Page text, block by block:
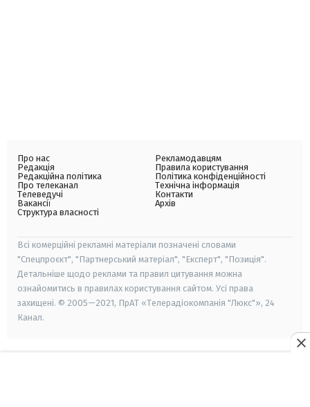
Про нас
Редакція
Редакційна політика
Про телеканал
Телеведучі
Вакансії
Структура власності
Рекламодавцям
Правила користування
Політика конфіденційності
Технічна інформація
Контакти
Архів
Всі комерційні рекламні матеріали позначені словами
"Спецпроєкт", "Партнерський матеріал", "Експерт", "Позиція".
Детальніше щодо реклами та правил цитування можна
ознайомитись в правилах користування сайтом. Усі права
захищені. © 2005—2021, ПрАТ «Телерадіокомпанія "Люкс"», 24
Канал.